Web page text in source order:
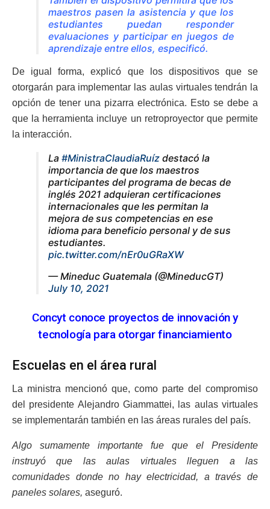
maestros pasen la asistencia y que los
estudiantes puedan responder
evaluaciones y participar en juegos de
aprendizaje entre ellos, especificó.
De igual forma, explicó que los dispositivos que se
otorgarán para implementar las aulas virtuales tendrán la
opción de tener una pizarra electrónica. Esto se debe a
que la herramienta incluye un retroproyector que permite
la interacción.
La #MinistraClaudiaRuíz destacó la
importancia de que los maestros
participantes del programa de becas de
inglés 2021 adquieran certificaciones
internacionales que les permitan la
mejora de sus competencias en ese
idioma para beneficio personal y de sus
estudiantes.
pic.twitter.com/nEr0uGRaXW
— Mineduc Guatemala (@MineducGT)
July 10, 2021
Concyt conoce proyectos de innovación y
tecnología para otorgar financiamiento
Escuelas en el área rural
La ministra mencionó que, como parte del compromiso
del presidente Alejandro Giammattei, las aulas virtuales
se implementarán también en las áreas rurales del país.
Algo sumamente importante fue que el Presidente
instruyó que las aulas virtuales lleguen a las
comunidades donde no hay electricidad, a través de
paneles solares, aseguró.